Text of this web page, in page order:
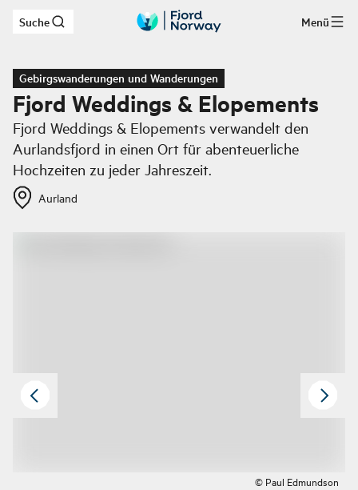
Zum Hauptinhalt
Suche Menü
Gebirgswanderungen und Wanderungen
Fjord Weddings & Elopements
Fjord Weddings & Elopements verwandelt den
Aurlandsfjord in einen Ort für abenteuerliche
Hochzeiten zu jeder Jahreszeit.
Aurland
© Paul Edmundson